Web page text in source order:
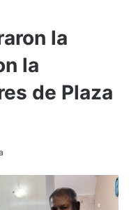
la
la
de Plaza